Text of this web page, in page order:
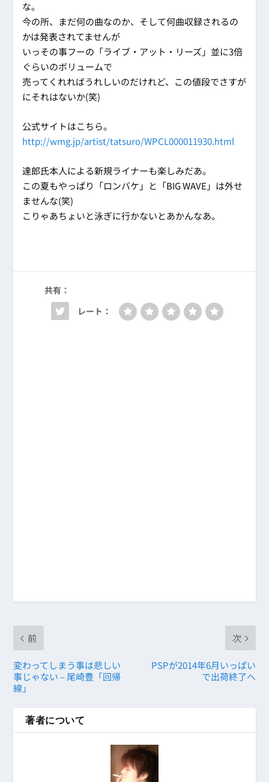
な。
今の所、まだ何の曲なのか、そして何曲収録されるの
かは発表されてませんが
いっその事フーの「ライブ・アット・リーズ」並に3倍
ぐらいのボリュームで
売ってくれればうれしいのだけれど、この値段でさすが
にそれはないか(笑)
公式サイトはこちら。
http://wmg.jp/artist/tatsuro/WPCL000011930.html
達郎氏本人による新規ライナーも楽しみだあ。
この夏もやっぱり「ロンバケ」と「BIG WAVE」は外せ
ませんな(笑)
こりゃあちょいと泳ぎに行かないとあかんなあ。
共有：
レート：
前
変わってしまう事は悲しい
事じゃない – 尾崎豊「回帰
線」
次
PSPが2014年6月いっぱい
で出荷終了へ
著者について